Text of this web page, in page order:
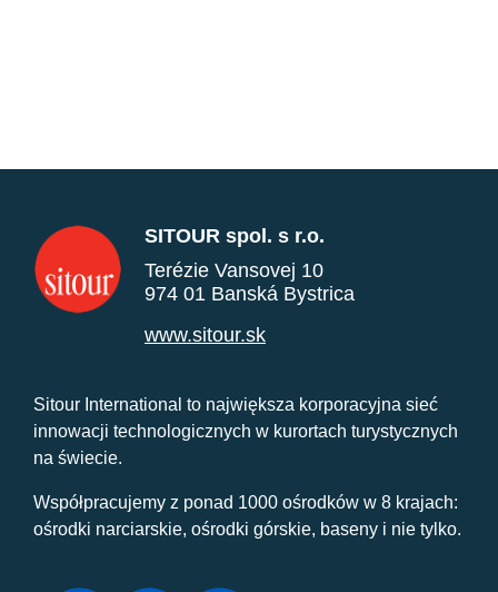
SITOUR spol. s r.o.
Terézie Vansovej 10
974 01 Banská Bystrica
www.sitour.sk
Sitour International to największa korporacyjna sieć
innowacji technologicznych w kurortach turystycznych
na świecie.
Współpracujemy z ponad 1000 ośrodków w 8 krajach:
ośrodki narciarskie, ośrodki górskie, baseny i nie tylko.